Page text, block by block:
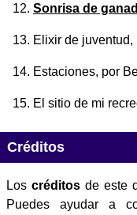
Sonrisa de
Elixir de juventud,
Estaciones, por
El sitio de mi
Créditos
Los créditosde este
Puedes ayudar a